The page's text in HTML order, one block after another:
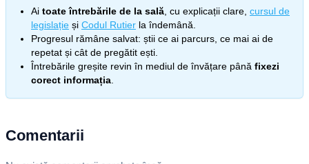
Ai toate întrebările de la sală , cu explicații clare, cursul de
legislație și Codul Rutier la îndemână.
Progresul rămâne salvat: știi ce ai parcurs, ce mai ai de
repetat și cât de pregătit ești.
Întrebările greșite revin în mediul de învățare până fixezi
corect informația
Comentarii